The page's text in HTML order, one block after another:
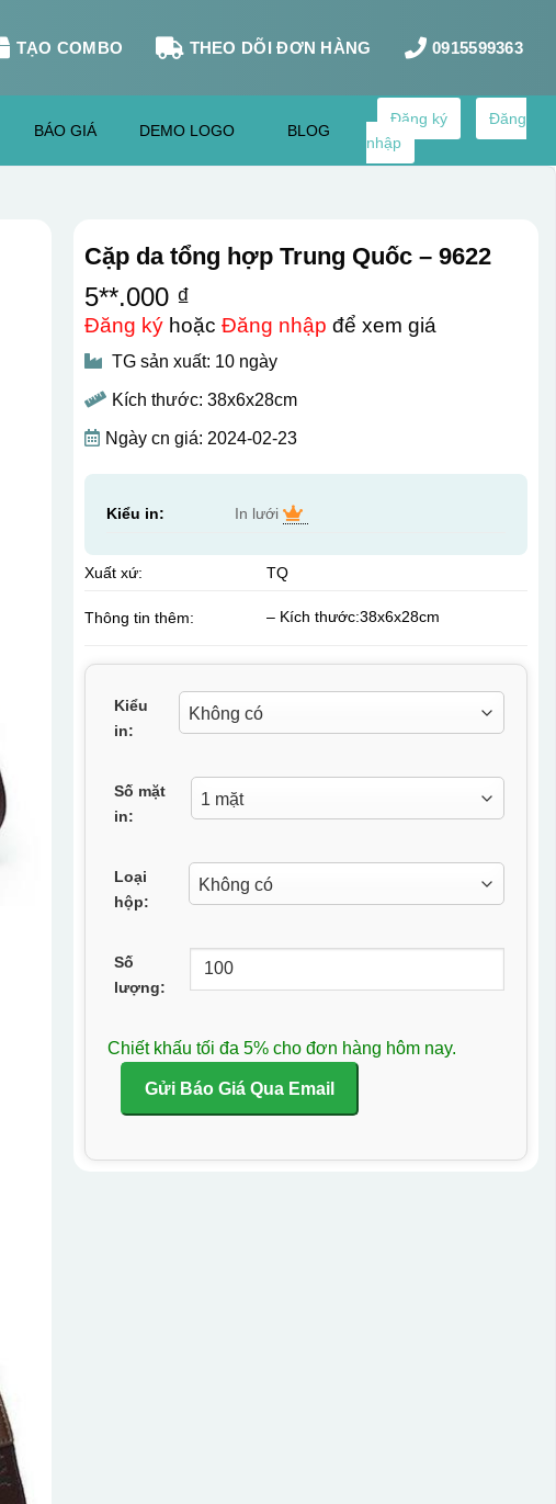
TẠO COMBO THEO DÕI ĐƠN HÀNG 0915599363
BÁO GIÁ DEMO LOGO BLOG
Đăng ký
Đăng
nhập
Cặp da tổng hợp Trung Quốc – 9622
5**.000 ₫
Đăng kýhoặc Đăng nhập để xem giá
TG sản xuất: 10 ngày
Kích thước: 38x6x28cm
Ngày cn giá: 2024-02-23
Kiểu in: In lưới
Xuất xứ: TQ
Thông tin thêm: – Kích thước:38x6x28cm
Kiểu
in:
Số mặt
in:
Loại
hộp:
Số
lượng:
Chiết khấu tối đa 5% cho đơn hàng hôm nay.
Gửi Báo Giá Qua Email